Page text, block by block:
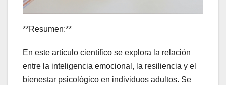
**Resumen:**
En este artículo científico se explora la relación
entre la inteligencia emocional, la resiliencia y el
bienestar psicológico en individuos adultos. Se